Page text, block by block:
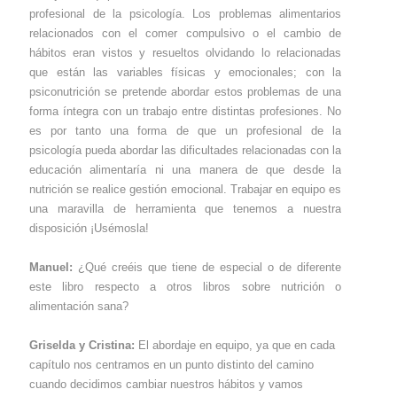
profesional de la psicología. Los problemas alimentarios
relacionados con el comer compulsivo o el cambio de
hábitos eran vistos y resueltos olvidando lo relacionadas
que están las variables físicas y emocionales; con la
psiconutrición se pretende abordar estos problemas de una
forma íntegra con un trabajo entre distintas profesiones. No
es por tanto una forma de que un profesional de la
psicología pueda abordar las dificultades relacionadas con la
educación alimentaría ni una manera de que desde la
nutrición se realice gestión emocional. Trabajar en equipo es
una maravilla de herramienta que tenemos a nuestra
disposición ¡Usémosla!
Manuel: ¿Qué creéis que tiene de especial o de diferente
este libro respecto a otros libros sobre nutrición o
alimentación sana?
Griselda y Cristina: El abordaje en equipo, ya que en cada
capítulo nos centramos en un punto distinto del camino
cuando decidimos cambiar nuestros hábitos y vamos